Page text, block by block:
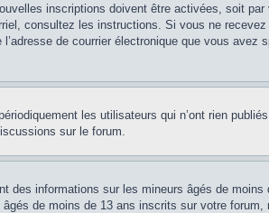
inscriptions doivent être activées, soit
consultez les instructions. Si vous ne
de courrier électronique que vous avez
les utilisateurs qui n’ont rien
sur le forum.
des informations sur les mineurs âgés de moins
de moins de 13 ans inscrits sur votre forum,